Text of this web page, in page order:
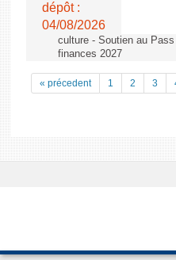
dépôt :
04/08/2026
culture - Soutien au
finances 2027
« précedent 1 2 3